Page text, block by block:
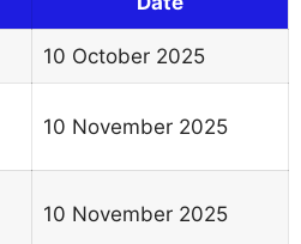
10 October 2025
10 November 2025
10 November 2025